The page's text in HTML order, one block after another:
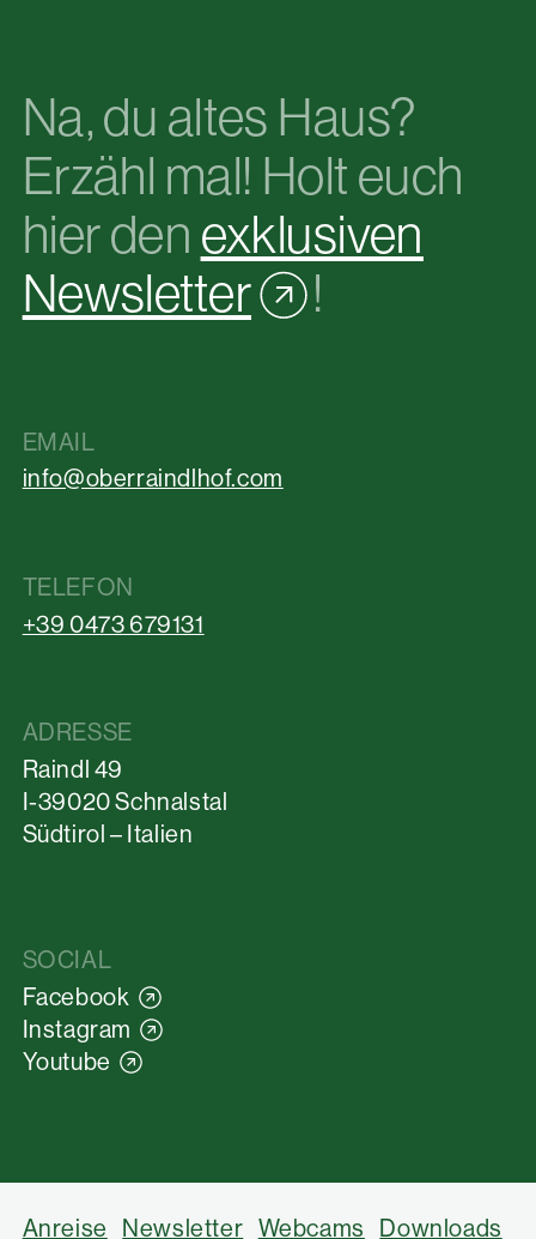
EMAIL
info@oberraindlhof.com
TELEFON
+39 0473 679131
Na, du altes Haus?
Erzähl mal! Holt euch
hier den exklusiven
Newsletter
!
ADRESSE
Raindl 49
I-39020 Schnalstal
Südtirol – Italien
SOCIAL
Facebook
Instagram
Youtube
Anreise Newsletter Webcams Downloads